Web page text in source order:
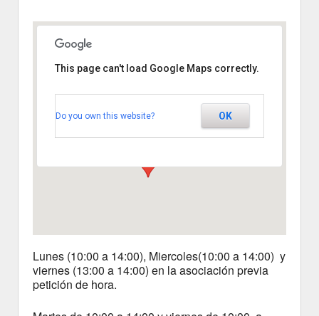
Esclerosis Multiple
Segovia
This page can't load Google Maps correctly.
Do you own this website? OK
Lunes (10:00 a 14:00), Miercoles(10:00 a 14:00) y
viernes (13:00 a 14:00) en la asociación previa
petición de hora.